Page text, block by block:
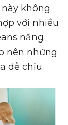
không
với nhiều
năng
nên những
dễ chịu.